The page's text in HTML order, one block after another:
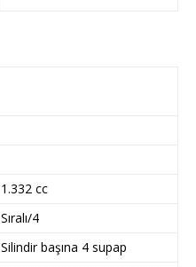
1.332 cc
Sıralı/4
Silindir başına 4 supap